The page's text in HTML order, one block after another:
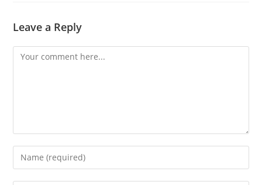
Leave a Reply
Comment
Enter
your
name